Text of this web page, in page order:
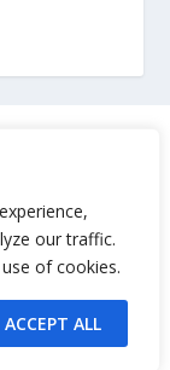
our traffic.
of cookies.
ACCEPT ALL